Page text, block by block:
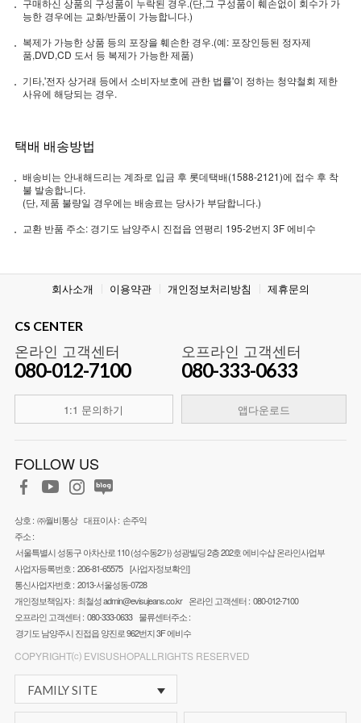
능한 경우에는 교화/반품이 가능합니다.)
복제가 가능한 상품 등의 포장을 훼손한 경우.(예: 포장인등된 정자제
품,DVD,CD 도서 등 복제가 가능한 제품)
기타,'전자 상거래 등에서 소비자보호에 관한 법률'이 정하는 청약철회 제한
사유에 해당되는 경우.
택배 배송방법
배송비는 안내해드리는 계좌로 입금 후 롯데택배(1588-2121)에 접수 후 착
불 발송합니다.
(단, 제품 불량일 경우에는 배송료는 당사가 부담합니다.)
교환 반품 주소: 경기도 남양주시 진접읍 연평리 195-2번지 3F 에비수
회사소개 이용약관 개인정보처리방침 제휴문의
CS CENTER
온라인 고객센터
080-012-7100
1:1 문의하기
오프라인 고객센터
080-333-0633
앱다운로드
FOLLOW US
상호 : ㈜월비통상 대표이사 : 손주익
주소 :
서울특별시 성동구 아차산로 110 (성수동2가) 성광빌딩 2층 202호 에비수샵 온라인사업부
사업자등록번호 : 206-81-65575 [사업자정보확인]
통신사업자번호 : 2013-서울성동-0728
개인정보책임자 : 최철성admin@evisujeans.co.kr 온라인 고객센터 : 080-012-7100
오프라인 고객센터 : 080-333-0633 물류센터주소 :
경기도 남양주시 진접읍 양진로 962번지 3F 에비수
COPYRIGHT⒞ EVISUSHOPALLRIGHTS RESERVED
FAMILY SITE